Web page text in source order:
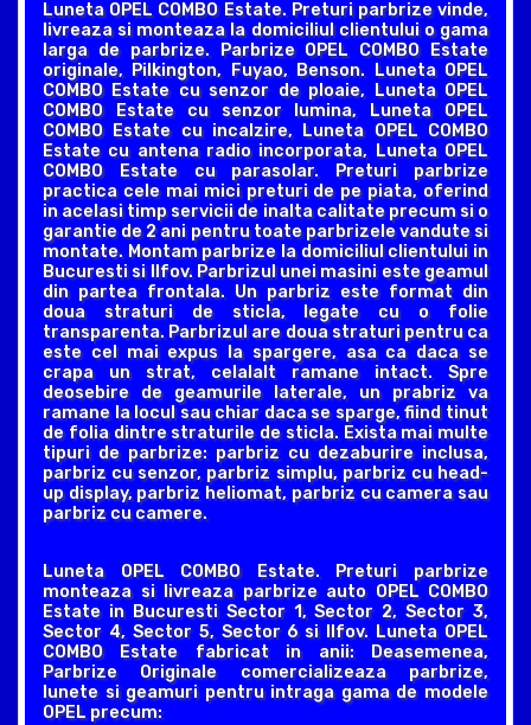
Luneta OPEL COMBO Estate. Preturi parbrize vinde,
livreaza si monteaza la domiciliul clientului o gama
larga de parbrize. Parbrize OPEL COMBO Estate
originale, Pilkington, Fuyao, Benson. Luneta OPEL
COMBO Estate cu senzor de ploaie, Luneta OPEL
COMBO Estate cu senzor lumina, Luneta OPEL
COMBO Estate cu incalzire, Luneta OPEL COMBO
Estate cu antena radio incorporata, Luneta OPEL
COMBO Estate cu parasolar. Preturi parbrize
practica cele mai mici preturi de pe piata, oferind
in acelasi timp servicii de inalta calitate precum si o
garantie de 2 ani pentru toate parbrizele vandute si
montate. Montam parbrize la domiciliul clientului in
Bucuresti si Ilfov. Parbrizul unei masini este geamul
din partea frontala. Un parbriz este format din
doua straturi de sticla, legate cu o folie
transparenta. Parbrizul are doua straturi pentru ca
este cel mai expus la spargere, asa ca daca se
crapa un strat, celalalt ramane intact. Spre
deosebire de geamurile laterale, un prabriz va
ramane la locul sau chiar daca se sparge, fiind tinut
de folia dintre straturile de sticla. Exista mai multe
tipuri de parbrize: parbriz cu dezaburire inclusa,
parbriz cu senzor, parbriz simplu, parbriz cu head-
up display, parbriz heliomat, parbriz cu camera sau
parbriz cu camere.
Luneta OPEL COMBO Estate. Preturi parbrize
monteaza si livreaza parbrize auto OPEL COMBO
Estate in Bucuresti Sector 1, Sector 2, Sector 3,
Sector 4, Sector 5, Sector 6 si Ilfov. Luneta OPEL
COMBO Estate fabricat in anii: Deasemenea,
Parbrize Originale comercializeaza parbrize,
lunete si geamuri pentru intraga gama de modele
OPEL precum: